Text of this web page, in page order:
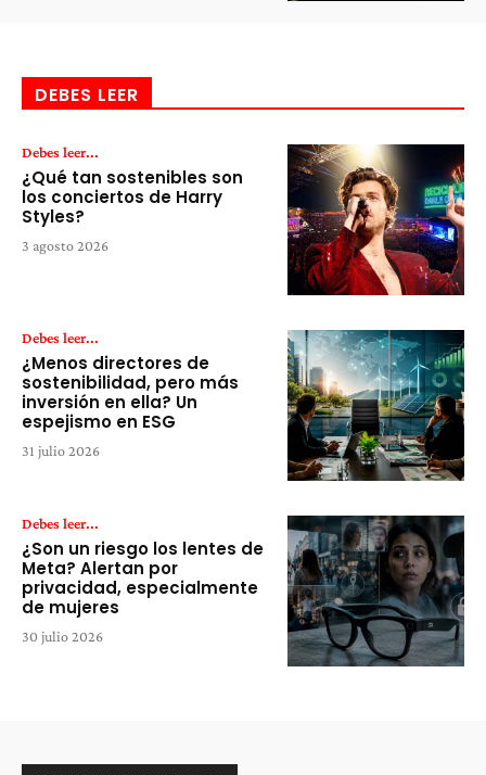
DEBES LEER
Debes leer...
¿Qué tan sostenibles son
los conciertos de Harry
Styles?
3 agosto 2026
Debes leer...
¿Menos directores de
sostenibilidad, pero más
inversión en ella? Un
espejismo en ESG
31 julio 2026
Debes leer...
¿Son un riesgo los lentes de
Meta? Alertan por
privacidad, especialmente
de mujeres
30 julio 2026